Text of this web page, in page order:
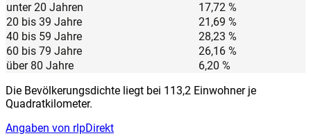
unter 20 Jahren
17,72 %
20 bis 39 Jahre
21,69 %
40 bis 59 Jahre
28,23 %
60 bis 79 Jahre
26,16 %
über 80 Jahre
6,20 %
Die Bevölkerungsdichte liegt bei 113,2 Einwohner je
Quadratkilometer.
Angaben von rlpDirekt